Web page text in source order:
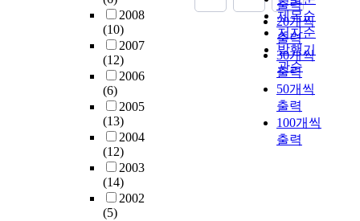
2008
(10)
2007
(12)
2006
(6)
2005
(13)
2004
(12)
2003
(14)
2002
(5)
제목순
저자순
발행기
관순
출력
20개씩
출력
30개씩
출력
50개씩
출력
100개씩
출력